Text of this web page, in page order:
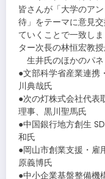
皆さんが「大学のア
待」をテーマに意見
ていくことで一致し
ター次長の林恒宏教授
生井氏のほかのパネ
●文部科学省産業連携
川典哉氏
●次の灯株式会社代表
理事、黒川聖馬氏
●中国銀行地方創生
和氏
●岡山市創業支援・雇
原義博氏
●中小企業基盤整備機